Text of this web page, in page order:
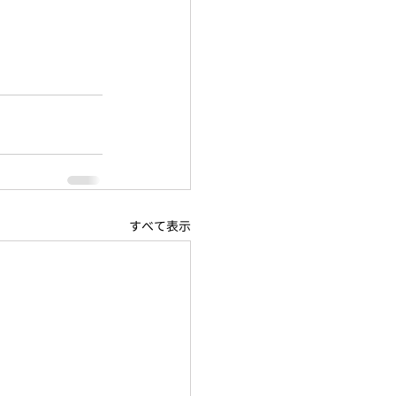
すべて表示